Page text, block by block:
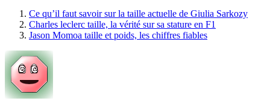
Ce qu’il faut savoir sur la taille actuelle de Giulia Sarkozy
Charles leclerc taille, la vérité sur sa stature en F1
Jason Momoa taille et poids, les chiffres fiables